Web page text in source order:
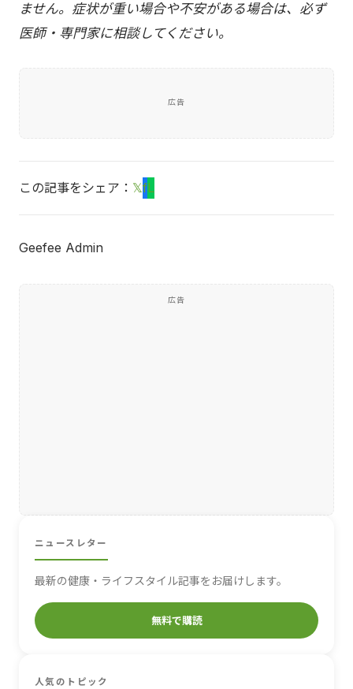
ません。症状が重い場合や不安がある場合は、必ず
医師・専門家に相談してください。
広告
この記事をシェア： 𝕏fL
Geefee Admin
広告
ニュースレター
最新の健康・ライフスタイル記事をお届けします。
無料で購読
人気のトピック